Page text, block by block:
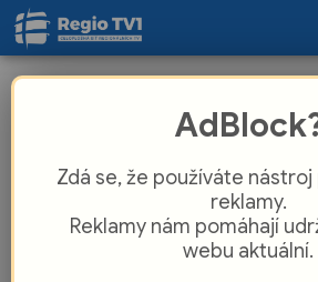
republiky. Připravil
Zdá se, že používáte
reklamy.
Reklamy nám pomáhají
webu aktuální.